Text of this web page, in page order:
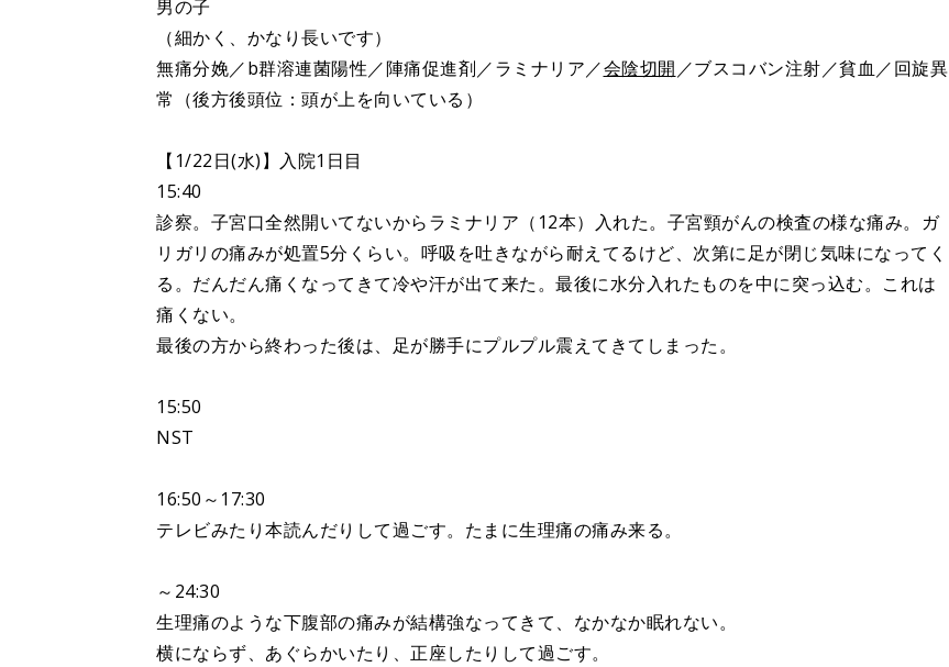
男の子
（細かく、かなり長いです）
無痛分娩／b群溶連菌陽性／陣痛促進剤／ラミナリア／会陰切開 ／ブスコバン注射／貧血／回旋異
常（後方後頭位：頭が上を向いている）
【1/22日(水)】入院1日目
15:40
診察。子宮口全然開いてないからラミナリア（12本）入れた。子宮頸がんの検査の様な痛み。ガ
リガリの痛みが処置5分くらい。呼吸を吐きながら耐えてるけど、次第に足が閉じ気味になってく
る。だんだん痛くなってきて冷や汗が出て来た。最後に水分入れたものを中に突っ込む。これは
痛くない。
最後の方から終わった後は、足が勝手にプルプル震えてきてしまった。
15:50
NST
16:50～17:30
テレビみたり本読んだりして過ごす。たまに生理痛の痛み来る。
～24:30
生理痛のような下腹部の痛みが結構強なってきて、なかなか眠れない。
横にならず、あぐらかいたり、正座したりして過ごす。